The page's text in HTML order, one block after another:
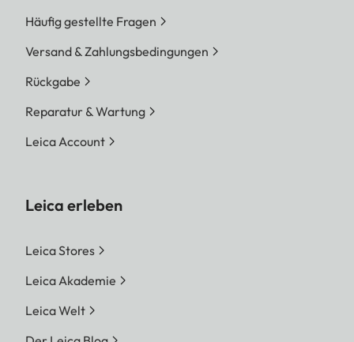
Häufig gestellte Fragen
Versand & Zahlungsbedingungen
Rückgabe
Reparatur & Wartung
Leica Account
Leica erleben
Leica Stores
Leica Akademie
Leica Welt